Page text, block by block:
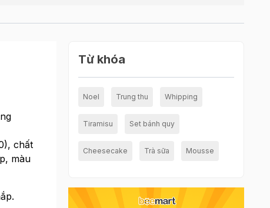
chất
màu
Từ khóa
Noel Trung thu Whipping
Tiramisu Set bánh quy
Cheesecake Trà sữa Mousse